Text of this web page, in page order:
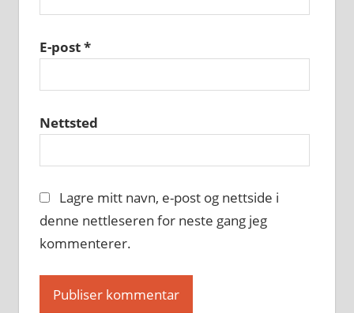
E-post*
Nettsted
Lagre mitt navn, e-post og nettside i
denne nettleseren for neste gang jeg
kommenterer.